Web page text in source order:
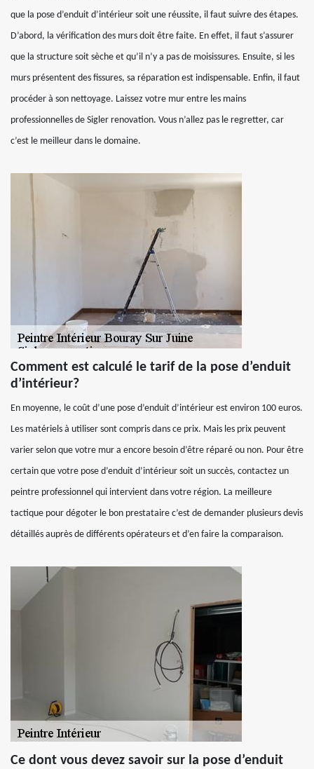
que la pose d’enduit d’intérieur soit une réussite, il faut suivre des étapes.
D’abord, la vérification des murs doit être faite. En effet, il faut s’assurer
que la structure soit sèche et qu’il n’y a pas de moisissures. Ensuite, si les
murs présentent des fissures, sa réparation est indispensable. Enfin, il faut
procéder à son nettoyage. Laissez votre mur entre les mains
professionnelles de Sigler renovation. Vous n’allez pas le regretter, car
c’est le meilleur dans le domaine.
Comment est calculé le tarif de la pose d’enduit
d’intérieur?
En moyenne, le coût d’une pose d’enduit d’intérieur est environ 100 euros.
Les matériels à utiliser sont compris dans ce prix. Mais les prix peuvent
varier selon que votre mur a encore besoin d’être réparé ou non. Pour être
certain que votre pose d’enduit d’intérieur soit un succès, contactez un
peintre professionnel qui intervient dans votre région. La meilleure
tactique pour dégoter le bon prestataire c’est de demander plusieurs devis
détaillés auprès de différents opérateurs et d’en faire la comparaison.
Ce dont vous devez savoir sur la pose d’enduit